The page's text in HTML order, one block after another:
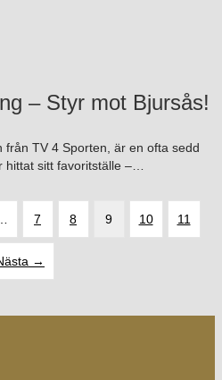
– Styr mot Bjursås!
från TV 4 Sporten, är en ofta sedd
hittat sitt favoritställe –…
7 8 9 10 11
→